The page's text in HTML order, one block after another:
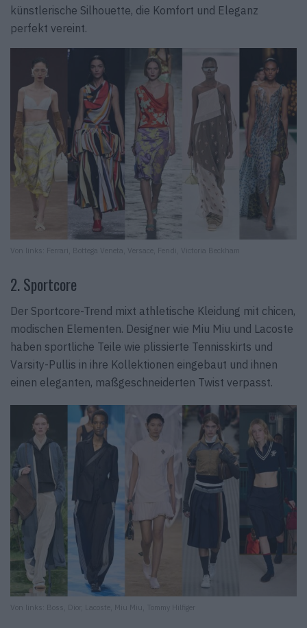
künstlerische Silhouette, die Komfort und Eleganz
perfekt vereint.
Von links: Ferrari, Bottega Veneta, Versace, Fendi, Victoria Beckham
2. Sportcore
Der Sportcore-Trend mixt athletische Kleidung mit chicen,
modischen Elementen. Designer wie Miu Miu und Lacoste
haben sportliche Teile wie plissierte Tennisskirts und
Varsity-Pullis in ihre Kollektionen eingebaut und ihnen
einen eleganten, maßgeschneiderten Twist verpasst.
Von links: Boss, Dior, Lacoste, Miu Miu, Tommy Hilfiger